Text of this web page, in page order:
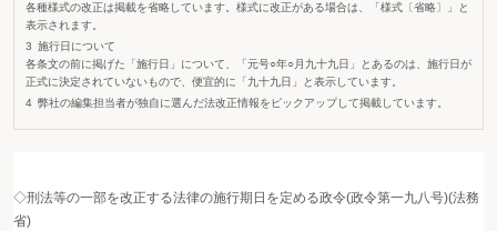
各種様式の改正は掲載を省略しています。様式に改正がある場合は、「様式〔省略〕」と
表示されます。
施行日について
各条文の前に掲げた「施行日」について、「元号○年○月九十九日」とあるのは、施行日が
正式に決定されていないもので、便宜的に「九十九日」と表示しています。
弊社の編集担当者が独自に選んだ法改正情報をピックアップして掲載しています。
◇刑法等の一部を改正する法律の施行期日を定める政令(政令第一九八号)(法務
省)